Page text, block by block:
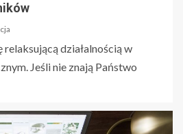
relaksującą działalnością w
Jeśli nie znają Państwo